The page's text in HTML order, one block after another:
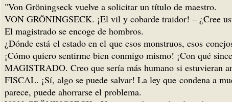
"Von Gröningseck vuelve a solicitar un título de maestro.
VON GRÖNINGSECK. ¡El vil y cobarde traidor! – ¿Cree
El magistrado se encoge de hombros.
¿Dónde está el estado en el que esos monstruos, esos
¡Cómo quiero sentirme bien conmigo mismo! ¡Con qué
MAGISTRADO. Creo que sería más humano si estuvieran
FISCAL. ¡Sí, algo se puede salvar! La ley que condena a
parece, puede ahorrarse el problema.